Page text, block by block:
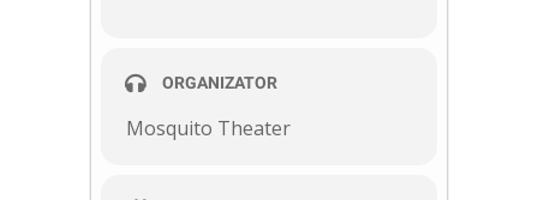
ORGANIZATOR
Mosquito Theater